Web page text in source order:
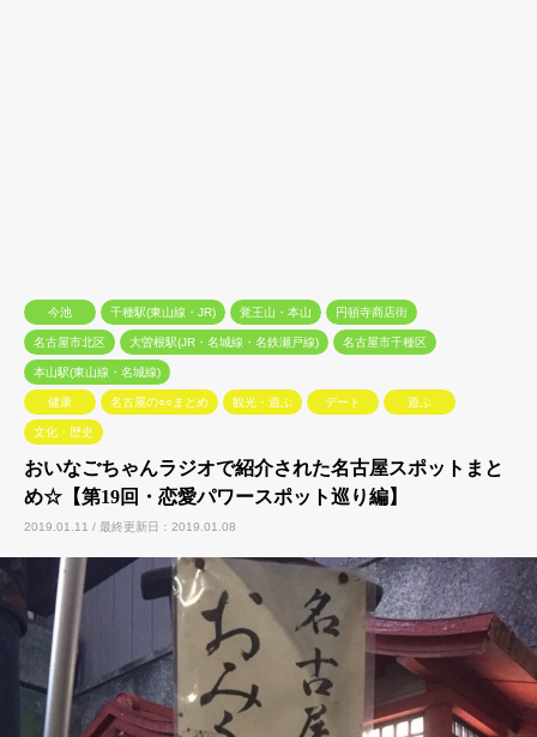
今池 千種駅(東山線・JR) 覚王山・本山 円頓寺商店街
名古屋市北区 大曽根駅(JR・名城線・名鉄瀬戸線) 名古屋市千種区
本山駅(東山線・名城線)
健康 名古屋の○○まとめ 観光・遊ぶ デート 遊ぶ
文化・歴史
おいなごちゃんラジオで紹介された名古屋スポットまと
め☆【第19回・恋愛パワースポット巡り編】
2019.01.11 / 最終更新日：2019.01.08